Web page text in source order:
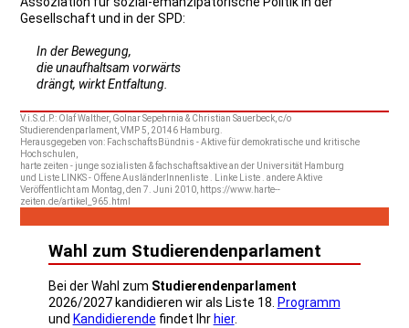
Gesellschaft und in der SPD:
In der Bewegung,
die unaufhaltsam vorwärts
drängt, wirkt Entfaltung.
V.i.S.d.P.: Olaf Walther, Golnar Sepehrnia & Christian Sauerbeck, c/o
Studierendenparlament, VMP 5, 20146 Hamburg.
Herausgegeben von: FachschaftsBündnis - Aktive für demokratische und kritische
Hochschulen,
harte zeiten - junge sozialisten & fachschaftsaktive an der Universität Hamburg
und Liste LINKS - Offene AusländerInnenliste . Linke Liste . andere Aktive
Veröffentlicht am Montag, den 7. Juni 2010, https://www.harte--
zeiten.de/artikel_965.html
Wahl zum Studierendenparlament
Bei der Wahl zum Studierendenparlament
2026/2027 kandidieren wir als Liste 18. Programm
und Kandidierende findet Ihr hier.